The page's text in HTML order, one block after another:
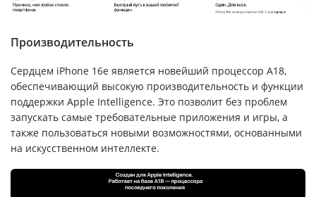
Производительность
Сердцем iPhone 16e является новейший процессор A18,
обеспечивающий высокую производительность и функции
поддержки Apple Intelligence. Это позволит без проблем
запускать самые требовательные приложения и игры, а
также пользоваться новыми возможностями, основанными
на искусственном интеллекте.